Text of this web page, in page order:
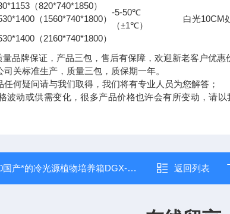
-5-50℃
（±1℃）
白光10CM
（820*740*1850）
（1560*740*1800）
（2160*740*1800）
品牌保证，产品三包，售后有保障，欢迎新老客户优惠
关标准生产，质量三包，质保期一年。
何疑问请与我们取得，我们将有专业人员为您解答；
波动或供需变化，很多产品价格也许会有所变动，请
产*的冷光源植物培养箱DGX-250* 返回列表